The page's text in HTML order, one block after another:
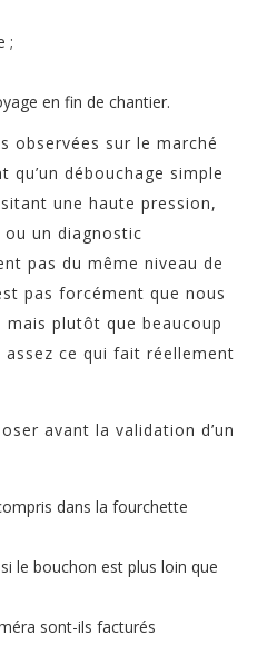
;
en fin de chantier.
observées sur le marché
débouchage simple
une haute pression,
un diagnostic
pas du même niveau de
pas forcément que nous
mais plutôt que beaucoup
ce qui fait réellement
avant la validation d’un
dans la fourchette
le bouchon est plus loin que
sont-ils facturés